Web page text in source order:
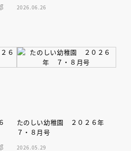
2026.06.26
たのしい幼稚園 ２０２６年
７・８月号
2026.05.29